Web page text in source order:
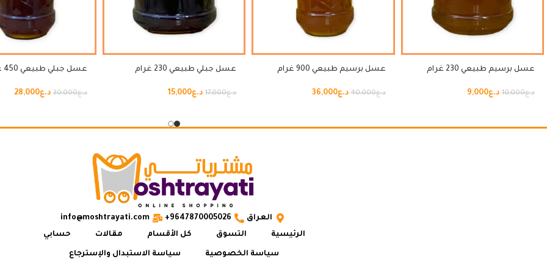
عسل برسيم طبيعي 230 غرام
د.ع10,000 د.ع9,000
عسل برسيم طبيعي 900 غرام
د.ع40,000 د.ع36,000
عسل جبلي طبيعي 230 غرام
د.ع17,000 د.ع15,000
عسل جبلي طبيعي 450 غرام
د.ع30,000 د.ع28,000
العراق 9647870005026+
info@moshtrayati.com
الرئيسية
التسوق كل الأقسام مقالات حسابي
سياسة الخصوصية سياسة الاستبدال والإسترجاع